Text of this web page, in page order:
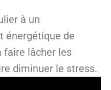
à un
énergétique de
faire lâcher les
diminuer le stress.